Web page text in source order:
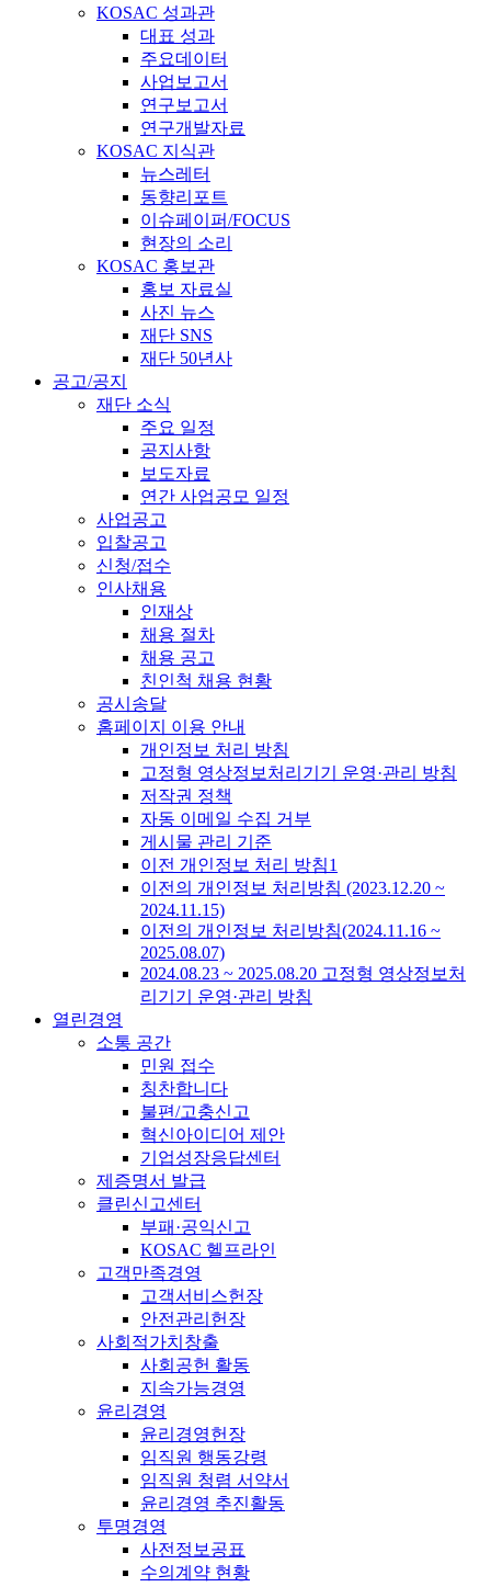
KOSAC 성과관
대표 성과
주요데이터
사업보고서
연구보고서
연구개발자료
KOSAC 지식관
뉴스레터
동향리포트
이슈페이퍼/FOCUS
현장의 소리
KOSAC 홍보관
홍보 자료실
사진 뉴스
재단 SNS
재단 50년사
공고/공지
재단 소식
주요 일정
공지사항
보도자료
연간 사업공모 일정
사업공고
입찰공고
신청/접수
인사채용
인재상
채용 절차
채용 공고
친인척 채용 현황
공시송달
홈페이지 이용 안내
개인정보 처리 방침
고정형 영상정보처리기기 운영·관리 방침
저작권 정책
자동 이메일 수집 거부
게시물 관리 기준
이전 개인정보 처리 방침1
이전의 개인정보 처리방침 (2023.12.20 ~
2024.11.15)
이전의 개인정보 처리방침(2024.11.16 ~
2025.08.07)
2024.08.23 ~ 2025.08.20 고정형 영상정보처
리기기 운영·관리 방침
열린경영
소통 공간
민원 접수
칭찬합니다
불편/고충신고
혁신아이디어 제안
기업성장응답센터
제증명서 발급
클린신고센터
부패·공익신고
KOSAC 헬프라인
고객만족경영
고객서비스헌장
안전관리헌장
사회적가치창출
사회공헌 활동
지속가능경영
윤리경영
윤리경영헌장
임직원 행동강령
임직원 청렴 서약서
윤리경영 추진활동
투명경영
사전정보공표
수의계약 현황